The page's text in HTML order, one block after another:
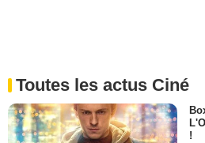
Toutes les actus Ciné
!